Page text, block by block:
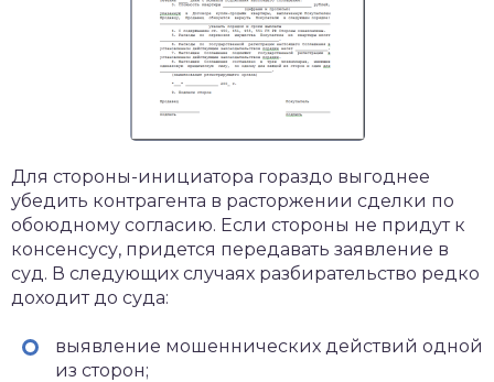
Для стороны-инициатора гораздо выгоднее
убедить контрагента в расторжении сделки по
обоюдному согласию. Если стороны не придут к
консенсусу, придется передавать заявление в
суд. В следующих случаях разбирательство редко
доходит до суда:
выявление мошеннических действий одной
из сторон;